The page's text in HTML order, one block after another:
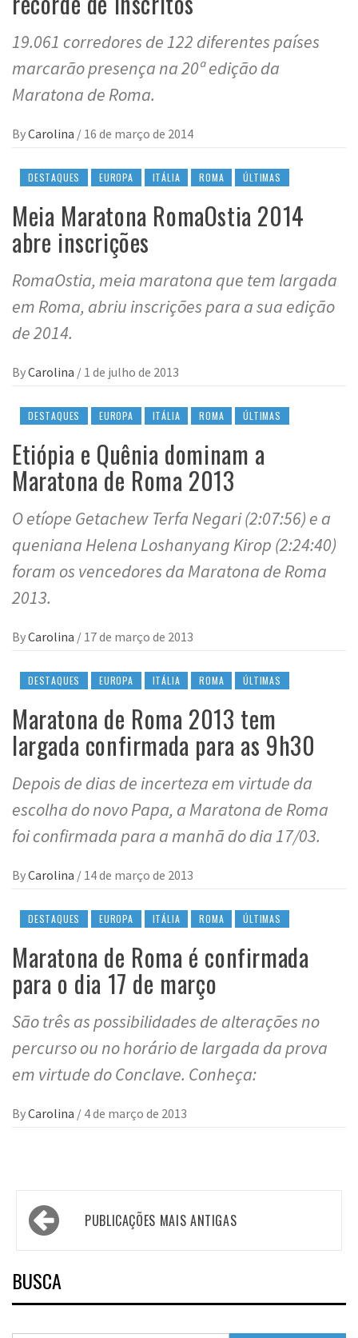
19.061 corredores de 122 diferentes países
marcarão presença na 20ª edição da
Maratona de Roma.
ByCarolina / 16 de março de 2014
DESTAQUES EUROPA ITÁLIA ROMA ÚLTIMAS
Meia Maratona RomaOstia 2014
abre inscrições
RomaOstia, meia maratona que tem largada
em Roma, abriu inscrições para a sua edição
de 2014.
ByCarolina / 1 de julho de 2013
DESTAQUES EUROPA ITÁLIA ROMA ÚLTIMAS
Etiópia e Quênia dominam a
Maratona de Roma 2013
O etíope Getachew Terfa Negari (2:07:56) e a
queniana Helena Loshanyang Kirop (2:24:40)
foram os vencedores da Maratona de Roma
2013.
ByCarolina / 17 de março de 2013
DESTAQUES EUROPA ITÁLIA ROMA ÚLTIMAS
Maratona de Roma 2013 tem
largada confirmada para as 9h30
Depois de dias de incerteza em virtude da
escolha do novo Papa, a Maratona de Roma
foi confirmada para a manhã do dia 17/03.
ByCarolina / 14 de março de 2013
DESTAQUES EUROPA ITÁLIA ROMA ÚLTIMAS
Maratona de Roma é confirmada
para o dia 17 de março
São três as possibilidades de alterações no
percurso ou no horário de largada da prova
em virtude do Conclave. Conheça:
ByCarolina / 4 de março de 2013
Navegação
por
posts
PUBLICAÇÕES MAIS ANTIGAS
BUSCA